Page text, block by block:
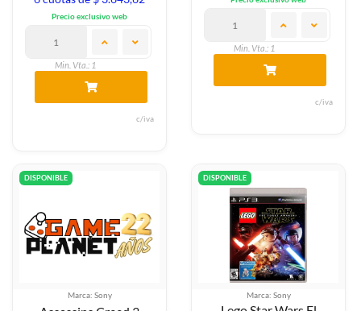
Precio exclusivo web
Min. Vta.: 1
c/iva
Min. Vta.: 1
c/iva
DISPONIBLE
Marca: Sony
DISPONIBLE
Marca: Sony